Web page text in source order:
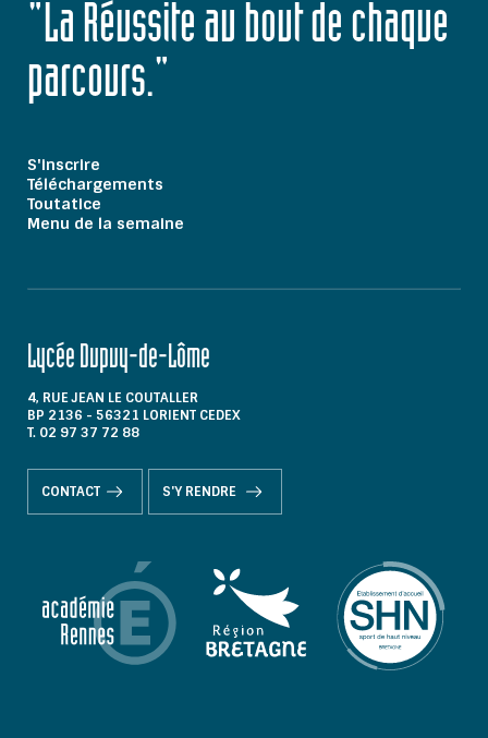
"La Réussite au bout de chaque
parcours."
S'inscrire
Téléchargements
Toutatice
Menu de la semaine
Lycée Dupuy-de-Lôme
4, RUE JEAN LE COUTALLER
BP 2136 - 56321 LORIENT CEDEX
T. 02 97 37 72 88
CONTACT S'Y RENDRE